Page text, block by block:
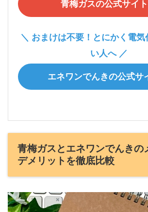
青梅ガスの公式サイ
＼ おまけは不要！とにかく電気
い人へ ／
エネワンでんきの公式サ
青梅ガスとエネワンでんきの
デメリットを徹底比較